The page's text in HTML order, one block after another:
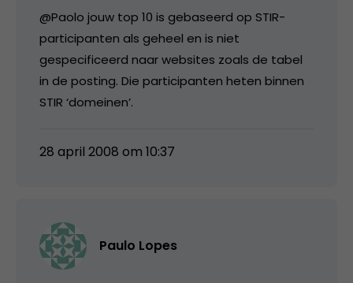
@Paolo jouw top 10 is gebaseerd op STIR-
participanten als geheel en is niet
gespecificeerd naar websites zoals de tabel
in de posting. Die participanten heten binnen
STIR ‘domeinen’.
28 april 2008 om 10:37
Paulo Lopes